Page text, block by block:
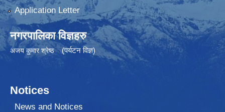
Application Letter
नगरपालिका विज्ञहरु
अजय कुमार श्रेष्ठ (पर्यटन विज्ञ)
Notices
News and Notices